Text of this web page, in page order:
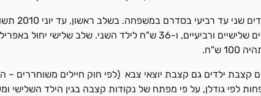
ל-1996 שולמה יחד עם קצבת ילדים גם קצבת יוצאי צבא (לפי חוק
לפי גודלן, על פי מפתח של נקודות קצבה בגין הילד השלישי